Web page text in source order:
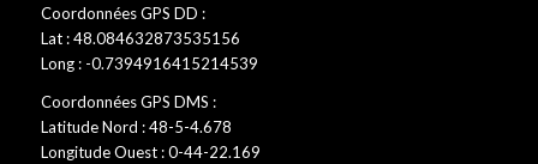
Coordonnées GPS DD :
Lat : 48.084632873535156
Long : -0.7394916415214539
Coordonnées GPS DMS :
Latitude Nord : 48-5-4.678
Longitude Ouest : 0-44-22.169